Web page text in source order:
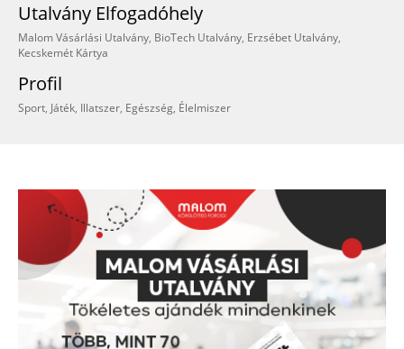
Utalvány Elfogadóhely
Malom Vásárlási Utalvány, BioTech Utalvány, Erzsébet Utalvány,
Kecskemét Kártya
Profil
Sport, Játék, Illatszer, Egészség, Élelmiszer